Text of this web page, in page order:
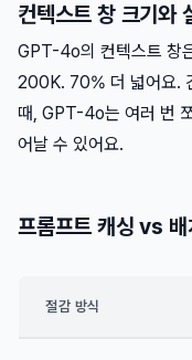
컨텍스트 창 크기와
GPT-4o의 컨텍스트 창
200K. 70% 더 넓어요.
때, GPT-4o는 여러 번
어날 수 있어요.
프롬프트 캐싱 vs 배
절감 방식